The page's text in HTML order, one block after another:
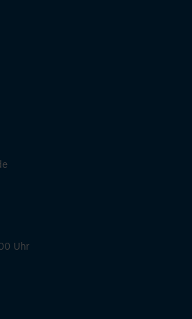
Uhr